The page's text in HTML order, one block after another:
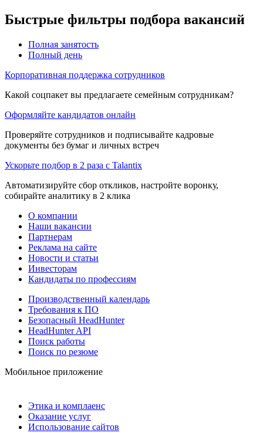
Быстрые фильтры подбора вакансий
Полная занятость
Полный день
Корпоративная поддержка сотрудников
Какой соцпакет вы предлагаете семейным сотрудникам?
Оформляйте кандидатов онлайн
Проверяйте сотрудников и подписывайте кадровые
документы без бумаг и личных встреч
Ускорьте подбор в 2 раза с Talantix
Автоматизируйте сбор откликов, настройте воронку,
собирайте аналитику в 2 клика
О компании
Наши вакансии
Партнерам
Реклама на сайте
Новости и статьи
Инвесторам
Кандидаты по профессиям
Производственный календарь
Требования к ПО
Безопасный HeadHunter
HeadHunter API
Поиск работы
Поиск по резюме
Мобильное приложение
Этика и комплаенс
Оказание услуг
Использование сайтов